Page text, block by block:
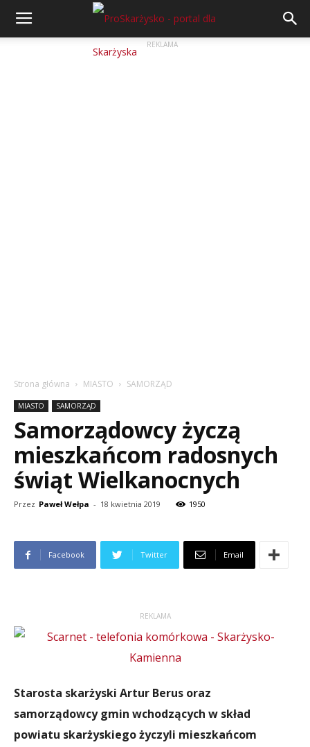
REKLAMA
Strona główna MIASTO SAMORZĄD
MIASTO SAMORZĄD
Samorządowcy życzą
mieszkańcom radosnych
świąt Wielkanocnych
Przez Paweł Wełpa - 18 kwietnia 2019 1950
Facebook Twitter Email
REKLAMA
Starosta skarżyski Artur Berus oraz
samorządowcy gmin wchodzących w skład
powiatu skarżyskiego życzyli mieszkańcom